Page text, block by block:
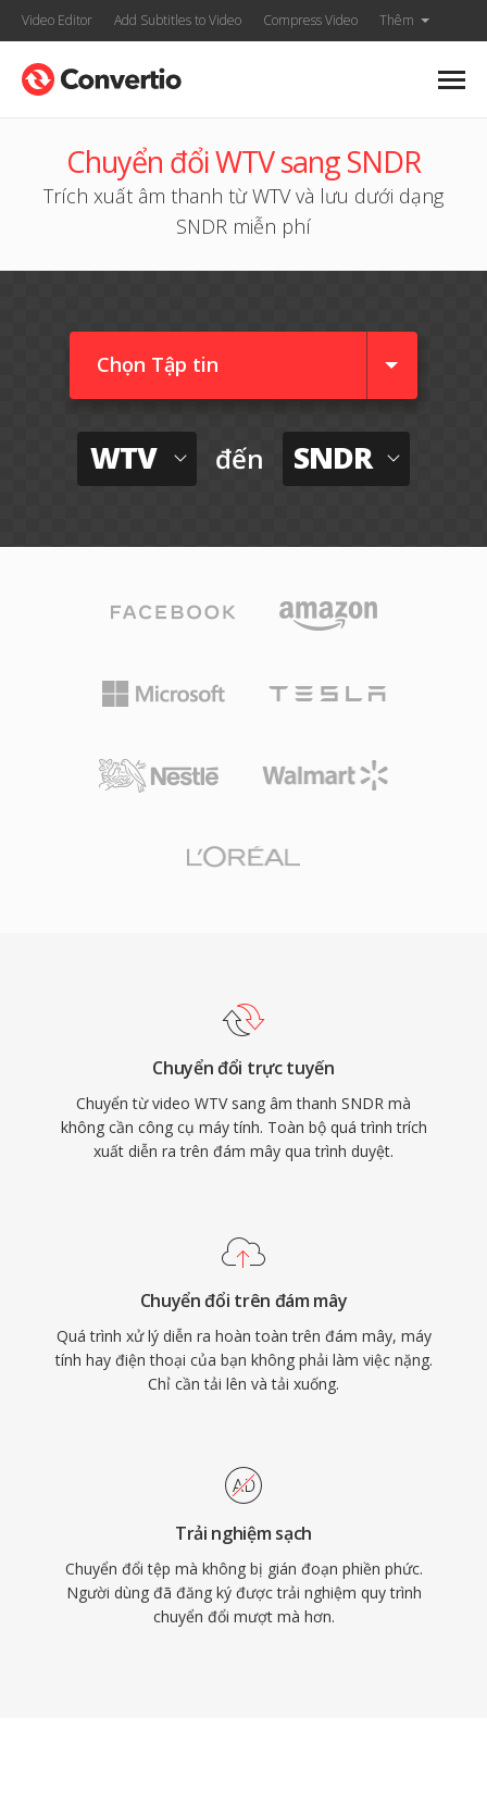
Video Editor Add Subtitles to Video Compress Video Thêm
Chuyển đổi WTV sang SNDR
Trích xuất âm thanh từ WTV và lưu dưới dạng
SNDR miễn phí
Chọn Tập tin
WTV đến SNDR
Chuyển đổi trực tuyến
Chuyển từ video WTV sang âm thanh SNDR mà
không cần công cụ máy tính. Toàn bộ quá trình trích
xuất diễn ra trên đám mây qua trình duyệt.
Chuyển đổi trên đám mây
Quá trình xử lý diễn ra hoàn toàn trên đám mây, máy
tính hay điện thoại của bạn không phải làm việc nặng.
Chỉ cần tải lên và tải xuống.
Trải nghiệm sạch
Chuyển đổi tệp mà không bị gián đoạn phiền phức.
Người dùng đã đăng ký được trải nghiệm quy trình
chuyển đổi mượt mà hơn.